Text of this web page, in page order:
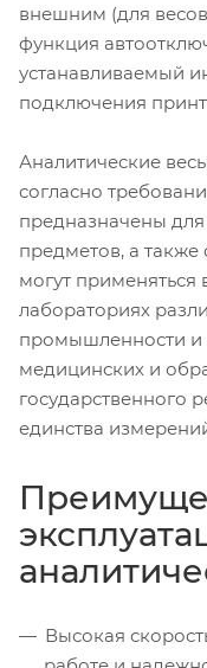
внешним (для
функция
устанавливаемый
подключения
Аналитические
согласно
предназначены
предметов, а
могут
лабораториях
промышленности и
медицинских и
государственного
единства
Высокая